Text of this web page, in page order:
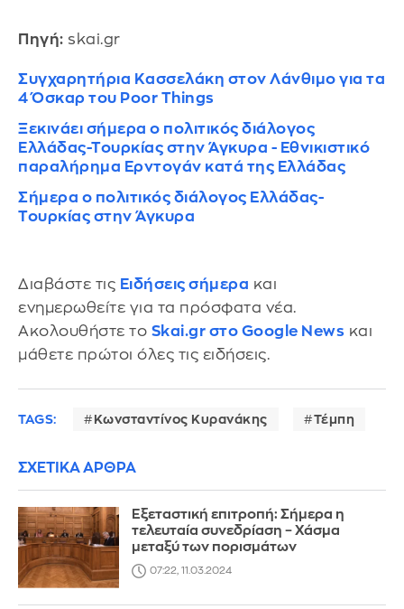
Πηγή: skai.gr
Συγχαρητήρια Κασσελάκη στον Λάνθιμο για τα
4 Όσκαρ του Poor Things
Ξεκινάει σήμερα ο πολιτικός διάλογος
Ελλάδας-Τουρκίας στην Άγκυρα - Εθνικιστικό
παραλήρημα Ερντογάν κατά της Ελλάδας
Σήμερα ο πολιτικός διάλογος Ελλάδας-
Τουρκίας στην Άγκυρα
Διαβάστε τις Ειδήσεις σήμερα και
ενημερωθείτε για τα πρόσφατα νέα.
Ακολουθήστε το Skai.gr στο Google News και
μάθετε πρώτοι όλες τις ειδήσεις.
TAGS: Κωνσταντίνος Κυρανάκης Τέμπη
ΣΧΕΤΙΚΑ ΑΡΘΡΑ
Εξεταστική επιτροπή: Σήμερα η
τελευταία συνεδρίαση – Χάσμα
μεταξύ των πορισμάτων
07:22, 11.03.2024